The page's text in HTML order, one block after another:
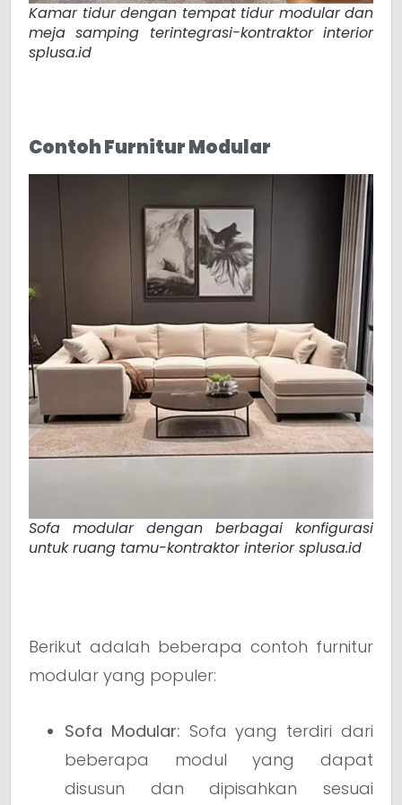
Kamar tidur dengan tempat tidur modular dan
meja samping terintegrasi-kontraktor interior
splusa.id
Contoh Furnitur Modular
Sofa modular dengan berbagai konfigurasi
untuk ruang tamu-kontraktor interior splusa.id
Berikut adalah beberapa contoh furnitur
modular yang populer:
Sofa Modular: Sofa yang terdiri dari
beberapa modul yang dapat
disusun dan dipisahkan sesuai